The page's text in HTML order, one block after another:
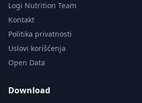
Logi Nutrition Team
Kontakt
Politika privatnosti
Uslovi korišćenja
Open Data
Download